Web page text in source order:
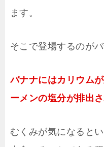
ます。
そこで登場するのがバ
バナナにはカリウム
ーメンの塩分が排出
むくみが気になると